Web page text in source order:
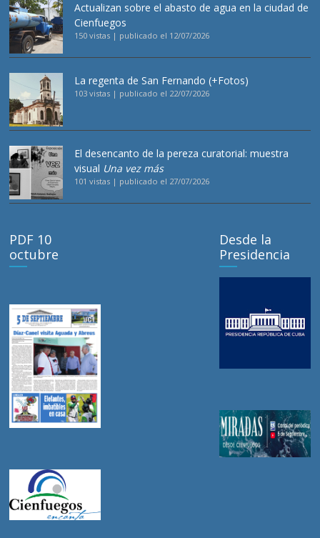
Actualizan sobre el abasto de agua en la ciudad de
Cienfuegos
150 vistas | publicado el 12/07/2026
La regenta de San Fernando (+Fotos)
103 vistas | publicado el 22/07/2026
El desencanto de la pereza curatorial: muestra
visual Una vez más
101 vistas | publicado el 27/07/2026
PDF 10
octubre
Desde la
Presidencia